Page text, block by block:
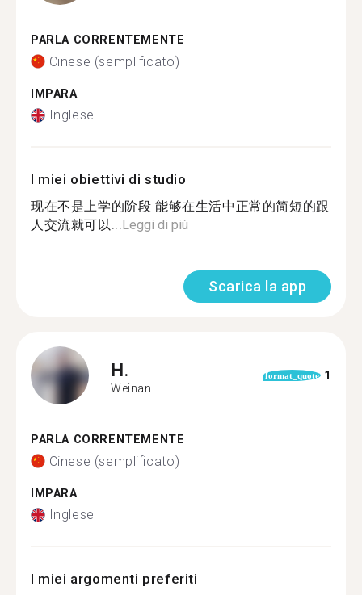
PARLA CORRENTEMENTE
Cinese (semplificato)
IMPARA
Inglese
I miei obiettivi di studio
现在不是上学的阶段 能够在生活中正常的简短的跟
人交流就可以...Leggi di più
Scarica la app
H.
Weinan
format_quote 1
PARLA CORRENTEMENTE
Cinese (semplificato)
IMPARA
Inglese
I miei argomenti preferiti